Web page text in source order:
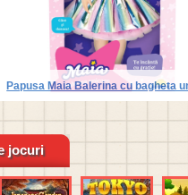
Papusa Maia Balerina cu bagheta
jocuri